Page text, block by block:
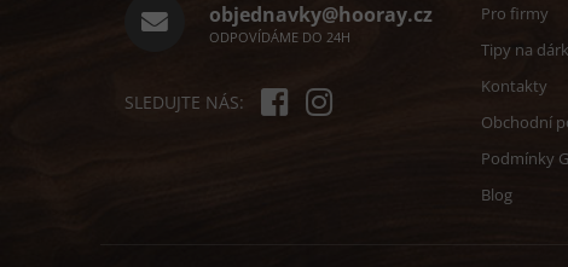
objednavky@hooray.cz
ODPOVÍDÁME DO 24H
SLEDUJTE NÁS:
Pro firmy
Tipy na
Kontakty
Obchodní
Podmínky
Blog